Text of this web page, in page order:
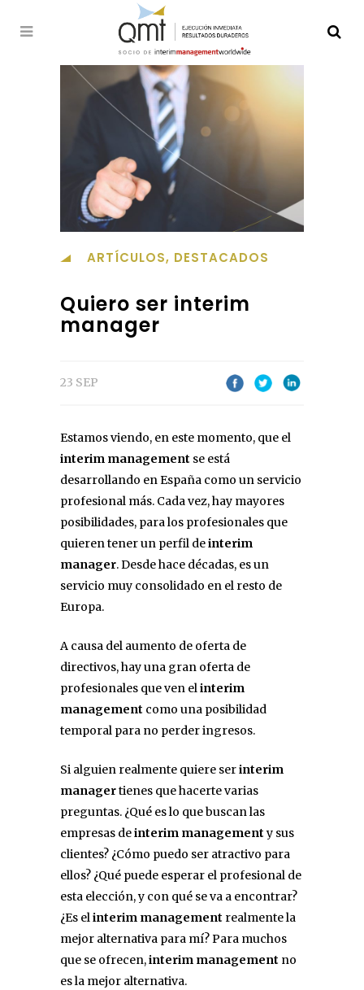
ARTÍCULOS, DESTACADOS
Quiero ser interim
manager
23 SEP
Estamos viendo, en este momento, que el
interim management se está
desarrollando en España como un servicio
profesional más. Cada vez, hay mayores
posibilidades, para los profesionales que
quieren tener un perfil deinterim
manager. Desde hace décadas, es un
servicio muy consolidado en el resto de
Europa.
A causa del aumento de oferta de
directivos, hay una gran oferta de
profesionales que ven elinterim
management como una posibilidad
temporal para no perder ingresos.
Si alguien realmente quiere serinterim
managertienes que hacerte varias
preguntas. ¿Qué es lo que buscan las
empresas deinterim managementy sus
clientes? ¿Cómo puedo ser atractivo para
ellos? ¿Qué puede esperar el profesional de
esta elección, y con qué se va a encontrar?
¿Es elinterim management realmente la
mejor alternativa para mí? Para muchos
que se ofrecen,interim management no
es la mejor alternativa.